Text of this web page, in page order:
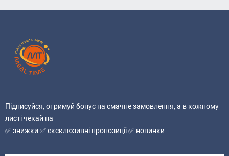
Підписуйся, отримуй бонус на смачне замовлення, а в кожному
листі чекай на
✅ знижки ✅ ексклюзивні пропозиції ✅ новинки